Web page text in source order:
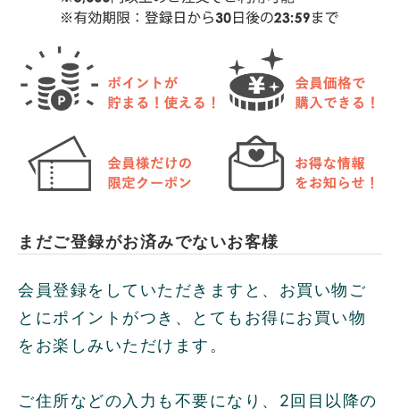
まだご登録がお済みでないお客様
会員登録をしていただきますと、お買い物ご
とにポイントがつき、とてもお得にお買い物
をお楽しみいただけます。
ご住所などの入力も不要になり、2回目以降の